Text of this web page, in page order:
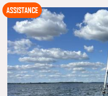
ASSISTANCE